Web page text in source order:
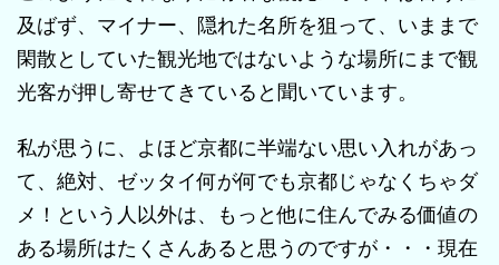
及ばず、マイナー、隠れた名所を狙って、いままで
閑散としていた観光地ではないような場所にまで観
光客が押し寄せてきていると聞いています。
私が思うに、よほど京都に半端ない思い入れがあっ
て、絶対、ゼッタイ何が何でも京都じゃなくちゃダ
メ！という人以外は、もっと他に住んでみる価値の
ある場所はたくさんあると思うのですが・・・現在